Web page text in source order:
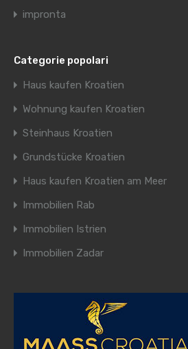
impronta
Categorie popolari
Haus kaufen Kroatien
Wohnung kaufen Kroatien
Steinhaus Kroatien
Grundstücke Kroatien
Haus kaufen Kroatien am Meer
Immobilien Rab
Immobilien Istrien
Immobilien Zadar